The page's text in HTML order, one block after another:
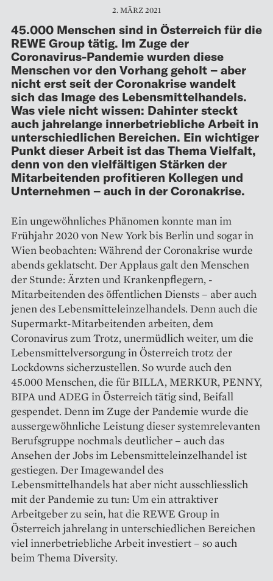
2. MÄRZ 2021
45.000 Menschen sind in Österreich für die
REWE Group tätig. Im Zuge der
Coronavirus-Pandemie wurden diese
Menschen vor den Vorhang geholt – aber
nicht erst seit der Coronakrise wandelt
sich das Image des Lebensmittelhandels.
Was viele nicht wissen: Dahinter steckt
auch jahrelange innerbetriebliche Arbeit in
unterschiedlichen Bereichen. Ein wichtiger
Punkt dieser Arbeit ist das Thema Vielfalt,
denn von den vielfältigen Stärken der
Mitarbeitenden profitieren Kollegen und
Unternehmen – auch in der Coronakrise.
Ein ungewöhnliches Phänomen konnte man im
Frühjahr 2020 von New York bis Berlin und sogar in
Wien beobachten: Während der Coronakrise wurde
abends geklatscht. Der Applaus galt den Menschen
der Stunde: Ärzten und Krankenpflegern, ­
Mitarbeitenden des öffentlichen Diensts – aber auch
jenen des ­Lebensmitteleinzelhandels. Denn auch die
Supermarkt-Mitarbeitenden arbeiten, dem
Coronavirus zum Trotz, unermüdlich weiter, um die
Lebens­mittelversorgung in Österreich trotz der
Lockdowns sicherzustellen. So wurde auch den
45.000 Menschen, die für BILLA, MERKUR, PENNY,
BIPA und ADEG in Österreich tätig sind, Beifall
gespendet. Denn im Zuge der Pandemie wurde die
aussergewöhnliche Leistung dieser systemrelevanten
Berufsgruppe nochmals deutlicher – auch das
Ansehen der Jobs im Lebensmitteleinzel­handel ist
gestiegen. Der Imagewandel des
Lebensmittelhandels hat aber nicht ausschliesslich
mit der Pandemie zu tun: Um ein attraktiver
Arbeitgeber zu sein, hat die REWE Group in
Österreich jahrelang in unterschiedlichen Bereichen
viel innerbetriebliche Arbeit investiert – so auch
beim Thema Diversity.